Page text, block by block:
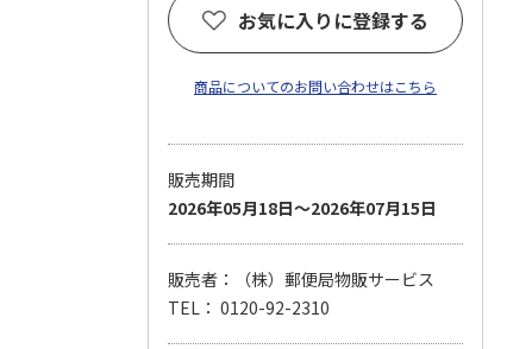
お気に入りに登録する
商品についてのお問い合わせはこちら
販売期間
2026年05月18日～2026年07月15日
販売者：（株）郵便局物販サービス
TEL： 0120-92-2310